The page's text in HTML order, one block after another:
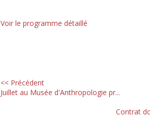
Voir le programme détaillé
<< Précédent
Juillet au Musée d'Anthropologie pr...
Contrat